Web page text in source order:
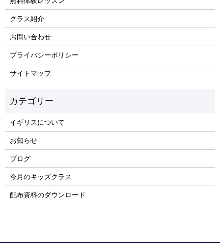
クラス紹介
お問い合わせ
プライバシーポリシー
サイトマップ
イギリスについて
お知らせ
ブログ
今月のキッズクラス
配布資料のダウンロード